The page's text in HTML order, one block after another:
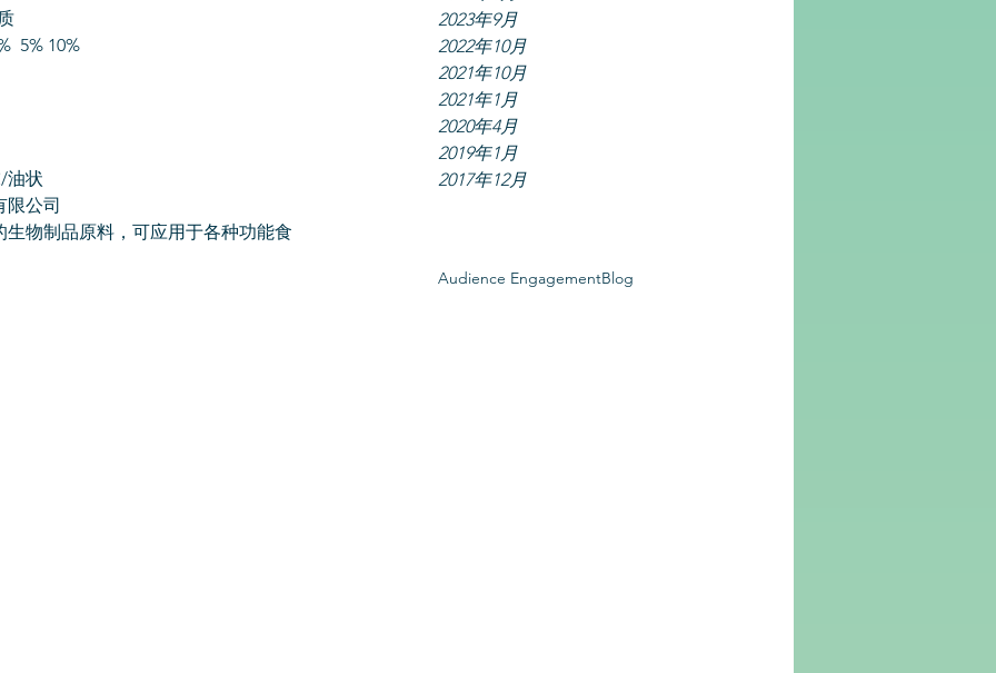
2023年9月
2022年10月
2021年10月
2021年1月
2020年4月
2019年1月
2017年12月
Audience EngagementBlog
5% 10%
油状
公司
物制品原料，可应用于各种功能食